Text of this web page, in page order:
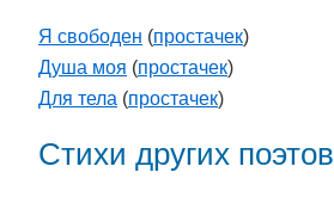
Я свободен (простачек)
Душа моя (простачек)
Для тела (простачек)
Стихи других поэтов